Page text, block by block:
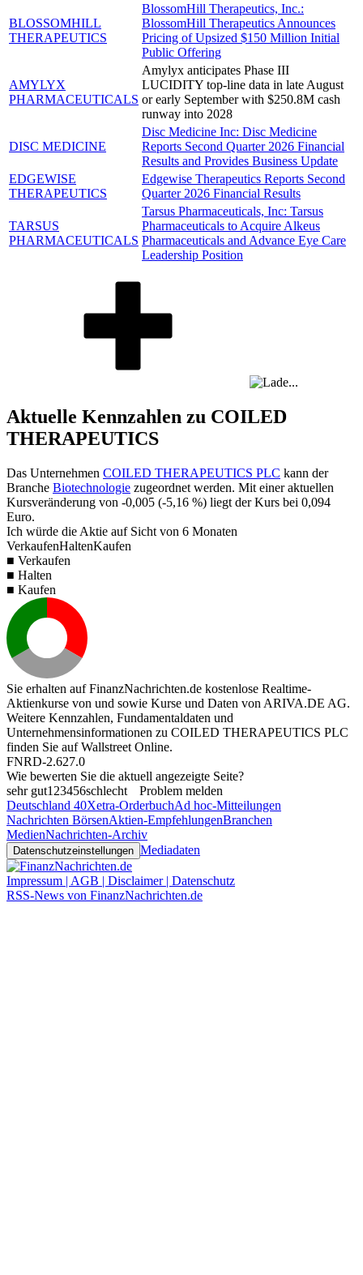
BLOSSOMHILL
THERAPEUTICS
BlossomHill Therapeutics, Inc.:
BlossomHill Therapeutics Announces
Pricing of Upsized $150 Million Initial
Public Offering
AMYLYX
PHARMACEUTICALS
Amylyx anticipates Phase III
LUCIDITY top-line data in late August
or early September with $250.8M cash
runway into 2028
DISC MEDICINE
Disc Medicine Inc: Disc Medicine
Reports Second Quarter 2026 Financial
Results and Provides Business Update
EDGEWISE
THERAPEUTICS
Edgewise Therapeutics Reports Second
Quarter 2026 Financial Results
TARSUS
PHARMACEUTICALS
Tarsus Pharmaceuticals, Inc: Tarsus
Pharmaceuticals to Acquire Alkeus
Pharmaceuticals and Advance Eye Care
Leadership Position
Aktuelle Kennzahlen zu COILED
THERAPEUTICS
Das Unternehmen COILED THERAPEUTICS PLC kann der
Branche Biotechnologie zugeordnet werden. Mit einer aktuellen
Kursveränderung von -0,005 (-5,16 %) liegt der Kurs bei 0,094
Euro.
Ich würde die Aktie auf Sicht von 6 Monaten
VerkaufenHaltenKaufen
■ Verkaufen
■ Halten
■ Kaufen
Sie erhalten auf FinanzNachrichten.de kostenlose Realtime-
Aktienkurse von und sowie Kurse und Daten von ARIVA.DE AG.
Weitere Kennzahlen, Fundamentaldaten und
Unternehmensinformationen zu COILED THERAPEUTICS PLC
finden Sie aufWallstreet Online.
FNRD-2.627.0
Wie bewerten Sie die aktuell angezeigte Seite?
sehr gut1 23456schlecht
Problem melden
Deutschland 40Xetra-OrderbuchAd hoc-Mitteilungen
Nachrichten BörsenAktien-EmpfehlungenBranchen
MedienNachrichten-Archiv
Datenschutzeinstellungen Mediadaten
Impressum | AGB | Disclaimer | Datenschutz
RSS-News von FinanzNachrichten.de